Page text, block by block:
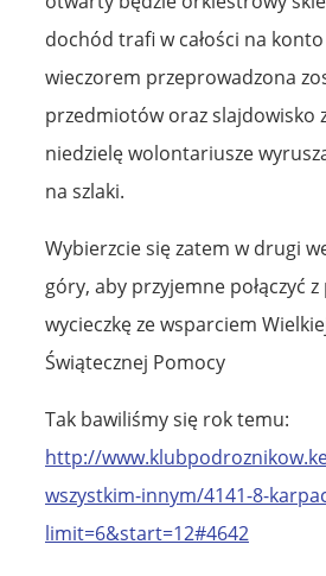
dochód trafi w całości na
wieczorem przeprowadzona
przedmiotów oraz slajdowisko
niedzielę wolontariusze
na szlaki.
Wybierzcie się zatem w drugi
góry, aby przyjemne połączyć
wycieczkę ze wsparciem
Świątecznej Pomocy
Tak bawiliśmy się rok temu:
http://
wszystkim-innym/4141-8-
limit=6&start=12#4642